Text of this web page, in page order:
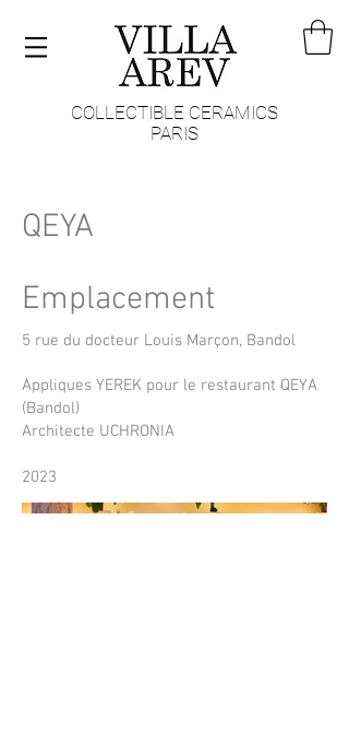
COLLECTIBLE CERAMICS
PARIS
QEYA
Emplacement
5 rue du docteur Louis Marçon, Bandol
Appliques YEREK pour le restaurant QEYA
(Bandol)
Architecte UCHRONIA
2023